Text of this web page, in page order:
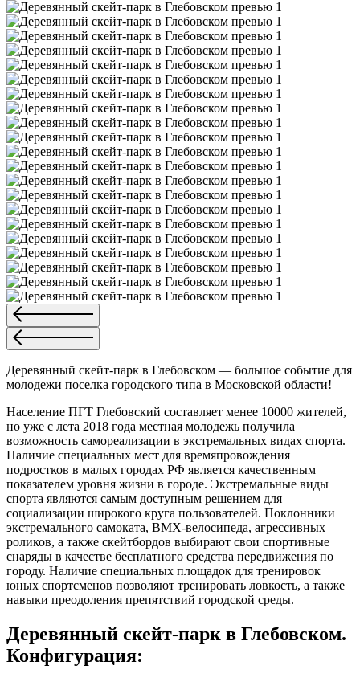
Деревянный скейт-парк в Глебовском — большое событие для
молодежи поселка городского типа в Московской области!
Население ПГТ Глебовский составляет менее 10000 жителей,
но уже с лета 2018 года местная молодежь получила
возможность самореализации в экстремальных видах спорта.
Наличие специальных мест для времяпровождения
подростков в малых городах РФ является качественным
показателем уровня жизни в городе. Экстремальные виды
спорта являются самым доступным решением для
социализации широкого круга пользователей. Поклонники
экстремального самоката, BMX-велосипеда, агрессивных
роликов, а также скейтбордов выбирают свои спортивные
снаряды в качестве бесплатного средства передвижения по
городу. Наличие специальных площадок для тренировок
юных спортсменов позволяют тренировать ловкость, а также
навыки преодоления препятствий городской среды.
Деревянный скейт-парк в Глебовском.
Конфигурация: